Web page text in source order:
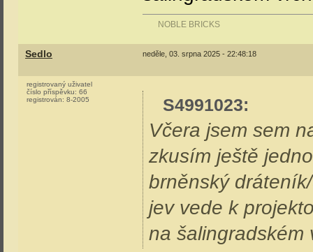
NOBLE BRICKS
Sedlo neděle, 03. srpna 2025 - 22:48:18
registrovaný uživatel
číslo příspěvku: 66
registrován: 8-2005 S4991023:
Včera jsem sem
zkusím ještě
brněnský
jev vede k
na šalingradském